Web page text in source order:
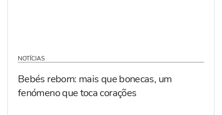
NOTÍCIAS
Bebés reborn: mais que bonecas, um
fenómeno que toca corações